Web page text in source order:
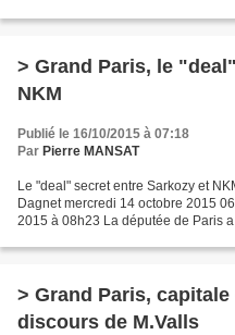
> Grand Paris, le
NKM
Publié le 16/10/2015 à 07:18
Par Pierre MANSAT
Le "deal" secret entre Sarkozy et
Dagnet mercredi 14 octobre 2015
2015 à 08h23 La députée de Paris
> Grand Paris,
discours de M.Valls